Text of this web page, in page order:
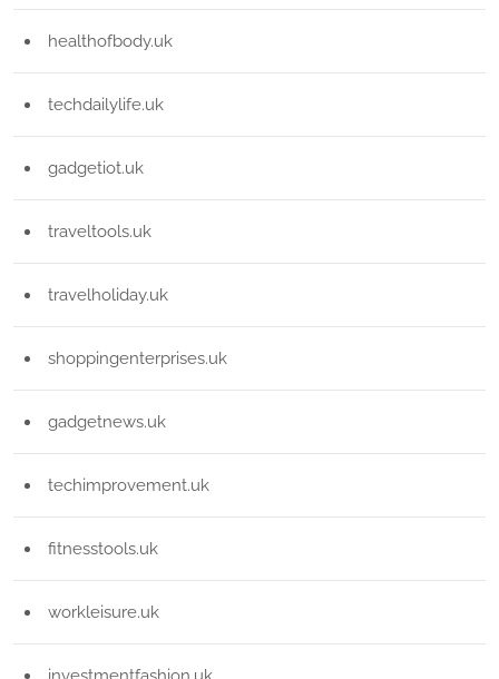
healthofbody.uk
techdailylife.uk
gadgetiot.uk
traveltools.uk
travelholiday.uk
shoppingenterprises.uk
gadgetnews.uk
techimprovement.uk
fitnesstools.uk
workleisure.uk